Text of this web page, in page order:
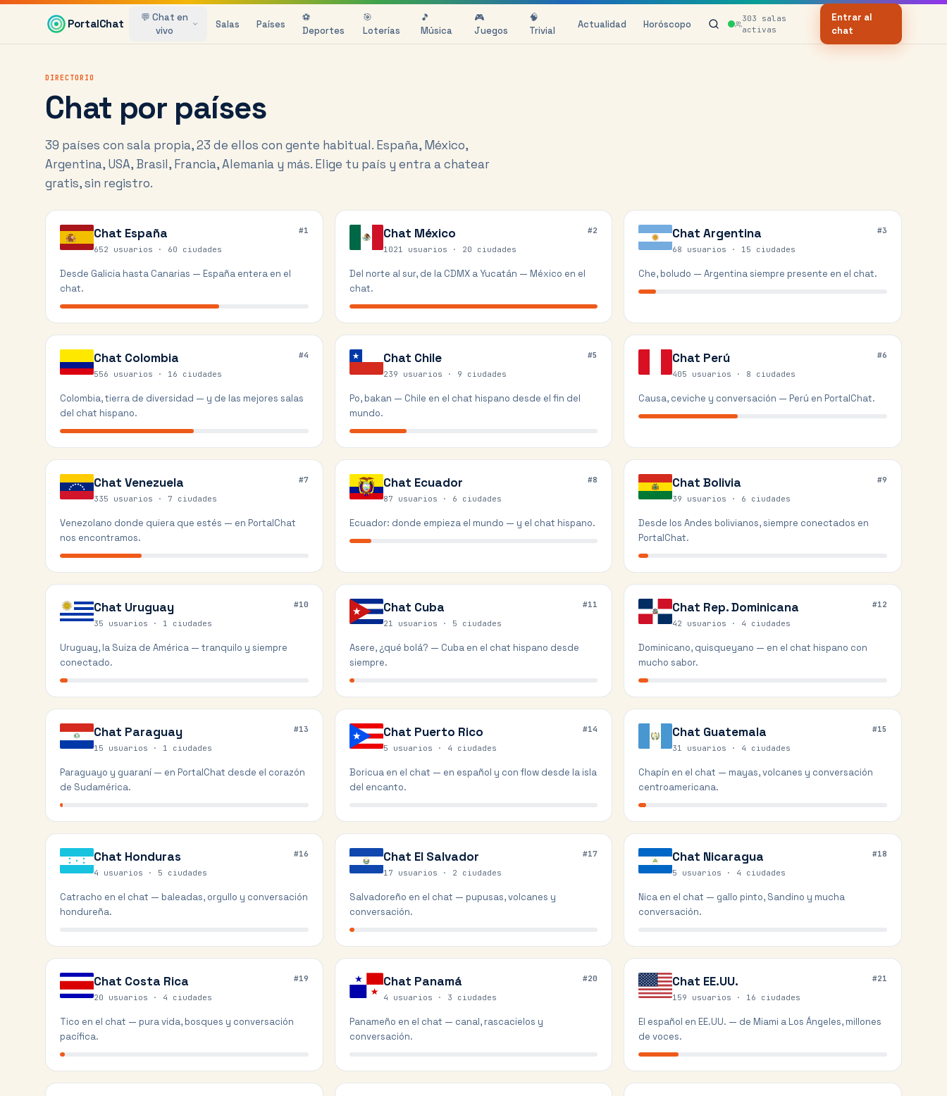
Saltar al contenido principal
PortalChat
💬 Chat en
vivo
Salas Países
⚽
Deportes
🎯
Loterías
🎵
Música
🎮
Juegos
🧠
Trivial
Actualidad Horóscopo 303 salas
activas
Entrar al
chat
DIRECTORIO
Chat por países
39 países con sala propia,23 de ellos con gente habitual. España, México,
Argentina, USA, Brasil, Francia, Alemania y más. Elige tu país y entra a chatear
gratis, sin registro.
Chat España
652 usuarios · 60 ciudades
#1
Desde Galicia hasta Canarias — España entera en el
chat.
Chat México
1021 usuarios · 20 ciudades
#2
Del norte al sur, de la CDMX a Yucatán — México en el
chat.
ChatArgentina
68 usuarios · 15 ciudades
#3
Che, boludo — Argentina siempre presente en el chat.
Chat Colombia
556 usuarios · 16 ciudades
#4
Colombia, tierra de diversidad — y de las mejores salas
del chat hispano.
Chat Chile
239 usuarios · 9 ciudades
#5
Po, bakan — Chile en el chat hispano desde el fin del
mundo.
Chat Perú
405 usuarios · 8 ciudades
#6
Causa, ceviche y conversación — Perú en PortalChat.
Chat Venezuela
335 usuarios · 7 ciudades
#7
Venezolano donde quiera que estés — en PortalChat
nos encontramos.
Chat Ecuador
87 usuarios · 6 ciudades
#8
Ecuador: donde empieza el mundo — y el chat hispano.
ChatBolivia
39 usuarios · 6 ciudades
#9
Desde los Andes bolivianos, siempre conectados en
PortalChat.
Chat Uruguay
35 usuarios · 1 ciudades
#10
Uruguay, la Suiza de América — tranquilo y siempre
conectado.
Chat Cuba
21 usuarios · 5 ciudades
#11
Asere, ¿qué bolá? — Cuba en el chat hispano desde
siempre.
Chat Rep. Dominicana
42 usuarios · 4 ciudades
#12
Dominicano, quisqueyano — en el chat hispano con
mucho sabor.
Chat Paraguay
15 usuarios · 1 ciudades
#13
Paraguayo y guaraní — en PortalChat desde el corazón
de Sudamérica.
Chat Puerto Rico
5 usuarios · 4 ciudades
#14
Boricua en el chat — en español y con flow desde la isla
del encanto.
Chat Guatemala
31 usuarios · 4 ciudades
#15
Chapín en el chat — mayas, volcanes y conversación
centroamericana.
Chat Honduras
4 usuarios · 5 ciudades
#16
Catracho en el chat — baleadas, orgullo y conversación
hondureña.
Chat El Salvador
17 usuarios · 2 ciudades
#17
Salvadoreño en el chat — pupusas, volcanes y
conversación.
Chat Nicaragua
5 usuarios · 4 ciudades
#18
Nica en el chat — gallo pinto, Sandino y mucha
conversación.
Chat Costa Rica
20 usuarios · 4 ciudades
#19
Tico en el chat — pura vida, bosques y conversación
pacífica.
Chat Panamá
4 usuarios · 3 ciudades
#20
Panameño en el chat — canal, rascacielos y
conversación.
Chat EE.UU.
159 usuarios · 16 ciudades
#21
El español en EE.UU. — de Miami a Los Ángeles, millones
de voces.